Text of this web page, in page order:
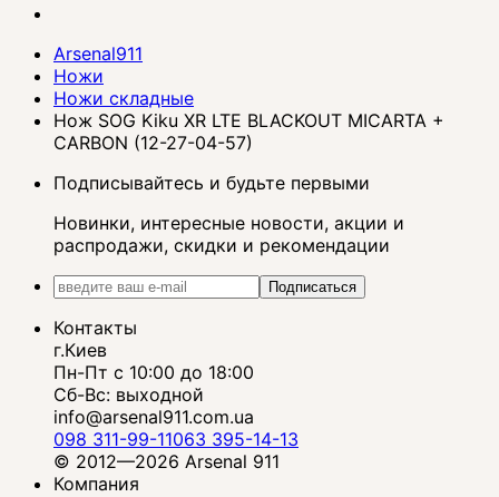
Arsenal911
Ножи
Ножи складные
Нож SOG Kiku XR LTE BLACKOUT MICARTA +
CARBON (12-27-04-57)
Подписывайтесь и будьте первыми
Новинки, интересные новости, акции и
распродажи, скидки и рекомендации
Подписаться
Контакты
г.Киев
Пн-Пт с 10:00 до 18:00
Сб-Вс: выходной
info@arsenal911.com.ua
098 311-99-11063 395-14-13
© 2012—2026 Arsenal 911
Компания